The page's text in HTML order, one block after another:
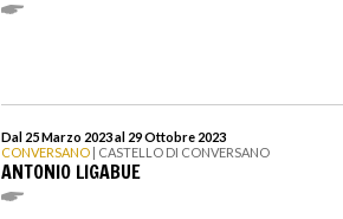
Dal 25 Marzo 2023 al 29 Ottobre 2023
CONVERSANO | CASTELLO DI CONVERSANO
ANTONIO LIGABUE